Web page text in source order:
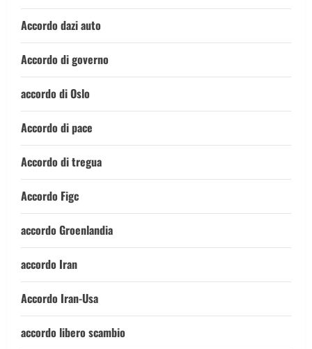
Accordo dazi auto
Accordo di governo
accordo di Oslo
Accordo di pace
Accordo di tregua
Accordo Figc
accordo Groenlandia
accordo Iran
Accordo Iran-Usa
accordo libero scambio